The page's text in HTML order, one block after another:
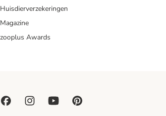
Huisdierverzekeringen
Magazine
zooplus Awards